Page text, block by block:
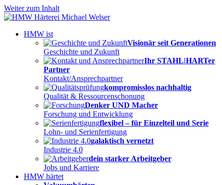
Weiter zum Inhalt
HMW ist
Visionär seit Generationen
Geschichte und Zukunft
Ihr STAHL|HARTer
Partner
Kontakt/Ansprechpartner
kompromisslos nachhaltig
Qualität & Ressourcenschonung
Denker UND Macher
Forschung und Entwicklung
flexibel – für Einzelteil und Serie
Lohn- und Serienfertigung
galaktisch vernetzt
Industrie 4.0
dein starker Arbeitgeber
Jobs und Karriere
HMW härtet